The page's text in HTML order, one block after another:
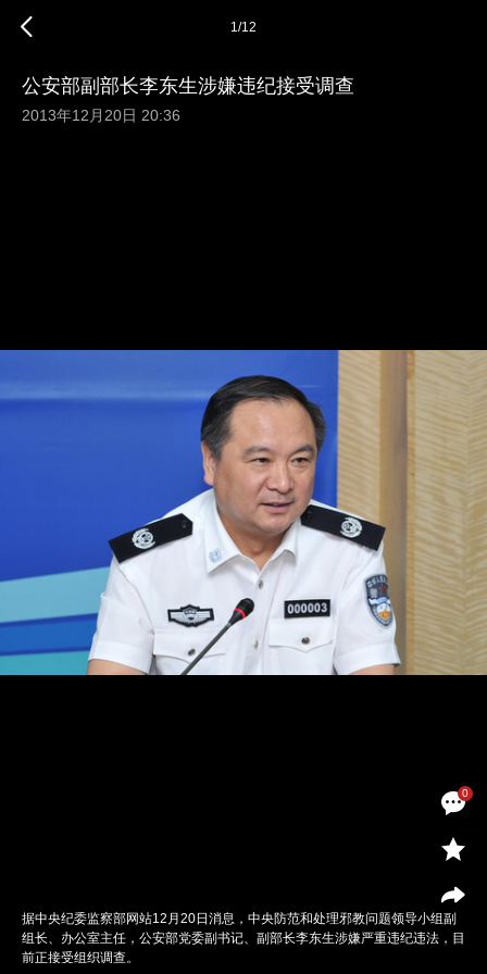
0
1/12
公安部副部长李东生涉嫌违纪接受调查
2013年12月20日 20:36
据中央纪委监察部网站12月20日消息，中央防范和处理邪教问题领导小组副
组长、办公室主任，公安部党委副书记、副部长李东生涉嫌严重违纪违法，目
前正接受组织调查。